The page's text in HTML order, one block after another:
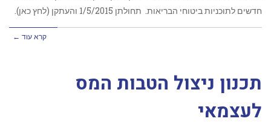
חדשים לתוכניות ביטוחי הבריאות. תחולתן 1/5/2015 והעתקן (לחץ כאן).
קרא עוד ←
תכנון ניצול הטבות המס
לעצמאי